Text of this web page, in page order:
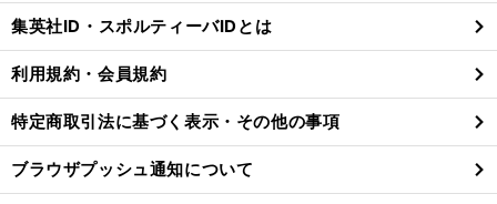
る
集英社ID・スポルティーバIDとは
利用規約・会員規約
特定商取引法に基づく表示・その他の事項
ブラウザプッシュ通知について